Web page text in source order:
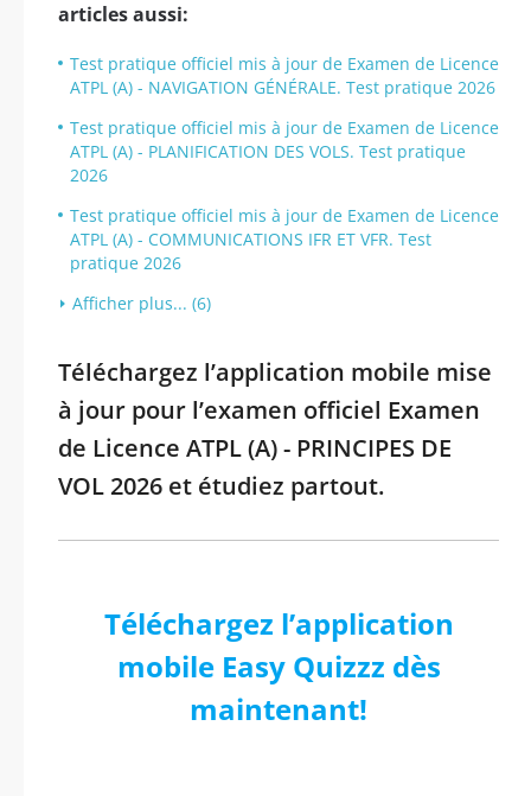
articles aussi:
Test pratique officiel mis à jour de Examen de Licence
ATPL (A) - NAVIGATION GÉNÉRALE. Test pratique 2026
Test pratique officiel mis à jour de Examen de Licence
ATPL (A) - PLANIFICATION DES VOLS. Test pratique
2026
Test pratique officiel mis à jour de Examen de Licence
ATPL (A) - COMMUNICATIONS IFR ET VFR. Test
pratique 2026
Afficher plus... (6)
Téléchargez l’application mobile mise
à jour pour l’examen officiel Examen
de Licence ATPL (A) - PRINCIPES DE
VOL 2026 et étudiez partout.
Téléchargez l’application
mobile Easy Quizzz dès
maintenant!